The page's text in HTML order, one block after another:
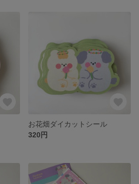
お花畑ダイカットシール
320円